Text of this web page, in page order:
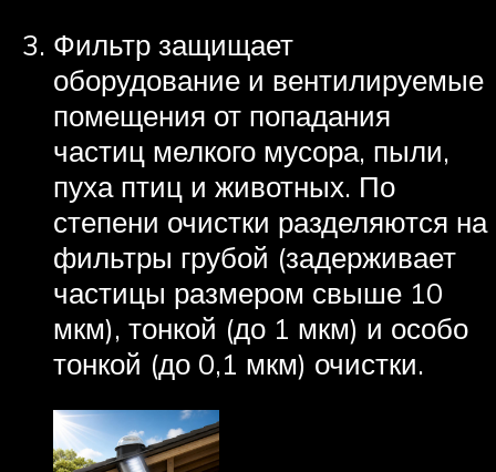
Фильтр защищает
оборудование и вентилируемые
помещения от попадания
частиц мелкого мусора, пыли,
пуха птиц и животных. По
степени очистки разделяются на
фильтры грубой (задерживает
частицы размером свыше 10
мкм), тонкой (до 1 мкм) и особо
тонкой (до 0,1 мкм) очистки.